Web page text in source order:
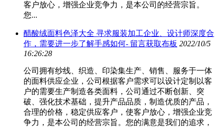
客户放心，增强企业竞争力，是本公司的经营宗旨。
您...
醋酸绒面料色泽大全 寻求服装加工企业、设计师深度合
作，需要进一步了解手感如何- 留言获取布板 2022/10/5
16:26:28
公司拥有纱线、织造、印染集生产、销售、服务于一体
的面料供应企业，公司根据客户需求可以设计定制以客
户的需要生产制造各类面料，公司通过不断创新、突
破、强化技术基础，提升产品品质，制造优质的产品，
合理的价格，稳定供应客户，使客户放心，增强企业竞
争力，是本公司的经营宗旨。您的满意是我们的追求，